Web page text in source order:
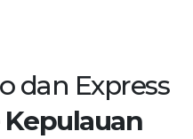
dan Express